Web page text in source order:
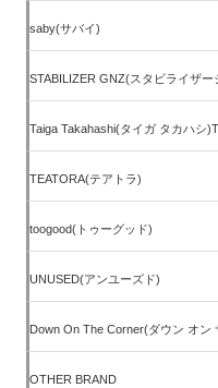
saby(サバイ)
STABILIZER GNZ(スタビライザー
Taiga Takahashi(タイガ タカハシ
TEATORA(テアトラ)
toogood(トゥーグッド)
UNUSED(アンユーズド)
Down On The Corner(ダウン オン
OTHER BRAND